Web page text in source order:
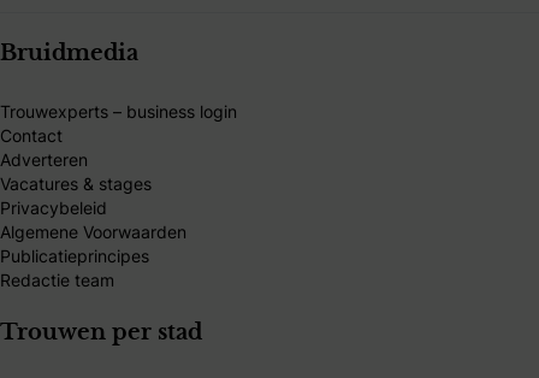
Bruidmedia
Trouwexperts – business login
Contact
Adverteren
Vacatures & stages
Privacybeleid
Algemene Voorwaarden
Publicatieprincipes
Redactie team
Trouwen per stad